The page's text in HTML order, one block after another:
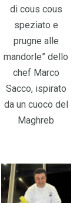
di cous cous
speziato e
prugne alle
mandorle” dello
chef Marco
Sacco, ispirato
da un cuoco del
Maghreb